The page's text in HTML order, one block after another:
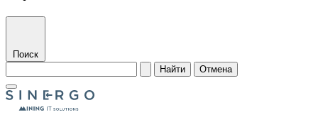
Поиск
Найти
Отмена